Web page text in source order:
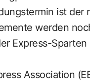
ist der
werden
Express-
Association